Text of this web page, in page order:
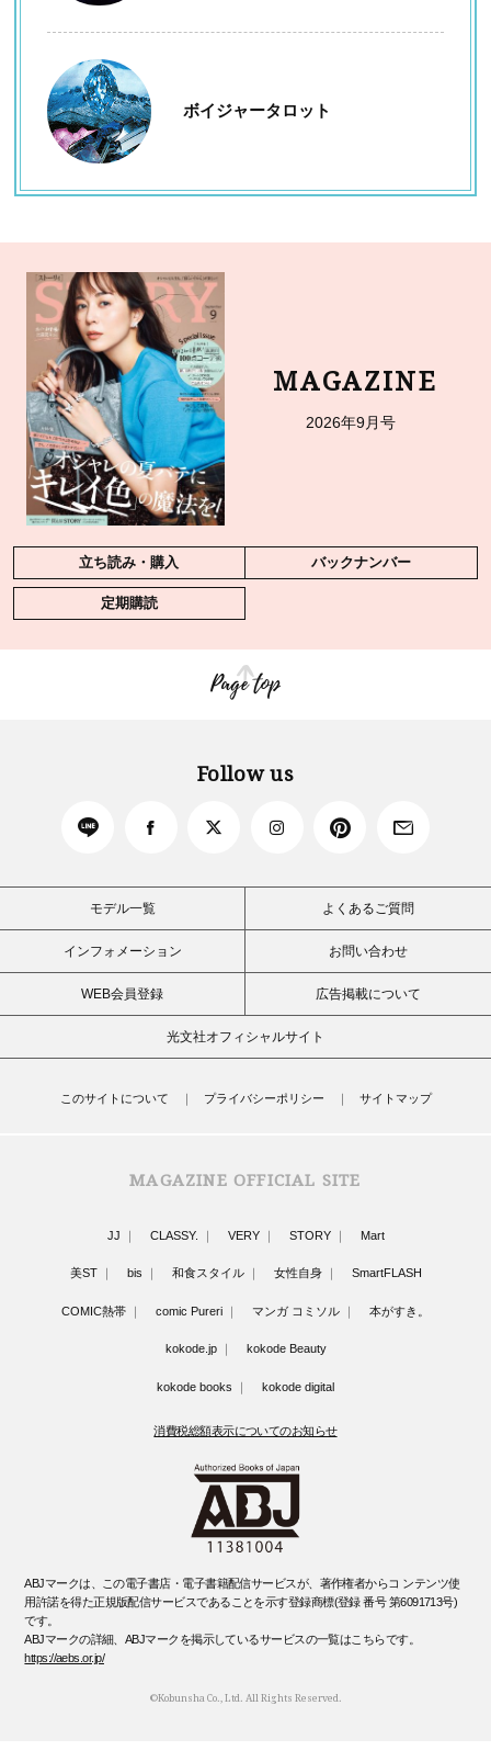
ボイジャータロット
MAGAZINE
2026年9月号
立ち読み・購入 バックナンバー
定期購読
Page top
Follow us
モデル一覧 よくあるご質問
インフォメーション お問い合わせ
WEB会員登録 広告掲載について
光文社オフィシャルサイト
このサイトについて プライバシーポリシー サイトマップ
MAGAZINE OFFICIAL SITE
JJ CLASSY. VERY STORY Mart
美ST bis 和食スタイル 女性自身 SmartFLASH
COMIC熱帯 comic Pureri マンガ コミソル 本がすき。
kokode.jp kokode Beauty
kokode books kokode digital
消費税総額表示についてのお知らせ
ABJマークは、この電子書店・電子書籍配信サービスが、著作権者からコ ンテンツ使
用許諾を得た正規版配信サービスであることを示す登録商標(登録 番号 第6091713号)
です。
ABJマークの詳細、ABJマークを掲示しているサービスの一覧はこちらです。
https://aebs.or.jp/
©Kobunsha Co., Ltd. All Rights Reserved.